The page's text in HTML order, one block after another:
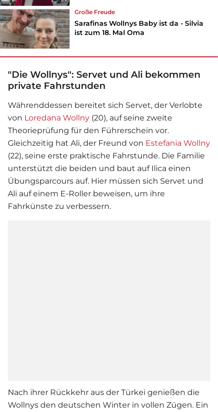
Große Freude
Sarafinas Wollnys Baby ist da - Silvia
ist zum 18. Mal Oma
"Die Wollnys": Servet und Ali bekommen
private Fahrstunden
Währenddessen bereitet sich Servet, der Verlobte
von Loredana Wollny (20), auf seine zweite
Theorieprüfung für den Führerschein vor.
Gleichzeitig hat Ali, der Freund von Estefania Wollny
(22), seine erste praktische Fahrstunde. Die Familie
unterstützt die beiden und baut auf Ilica einen
Übungsparcours auf. Hier müssen sich Servet und
Ali auf einem E-Roller beweisen, um ihre
Fahrkünste zu verbessern.
Nach ihrer Rückkehr aus der Türkei genießen die
Wollnys den deutschen Winter in vollen Zügen. Ein